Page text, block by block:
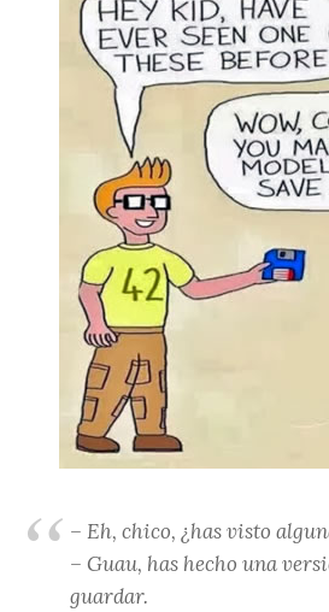
– Eh, chico, ¿has visto
– Guau, has hecho una
guardar.